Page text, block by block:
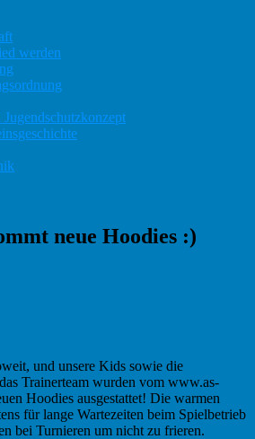
werden
neue Hoodies :)
und unsere Kids sowie die
Trainerteam wurden vom www.as-
Hoodies ausgestattet! Die warmen
für lange Wartezeiten beim Spielbetrieb
bei Turnieren um nicht zu frieren.